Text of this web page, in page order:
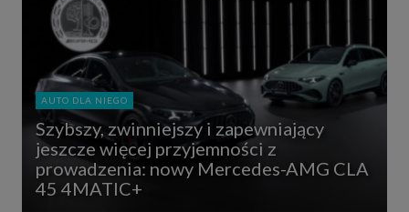
AUTO DLA NIEGO
Szybszy, zwinniejszy i zapewniający
jeszcze więcej przyjemności z
prowadzenia: nowy Mercedes-AMG CLA
45 4MATIC+